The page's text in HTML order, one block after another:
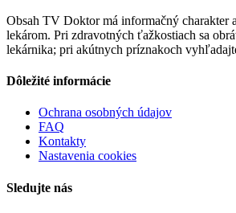
Obsah TV Doktor má informačný charakter
lekárom. Pri zdravotných ťažkostiach sa
lekárnika; pri akútnych príznakoch
Dôležité informácie
Ochrana osobných údajov
FAQ
Kontakty
Nastavenia cookies
Sledujte nás